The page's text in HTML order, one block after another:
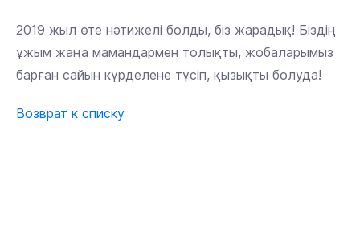
2019 жыл өте нәтижелі болды, біз жарадық! Біздің
ұжым жаңа мамандармен толықты, жобаларымыз
барған сайын күрделене түсіп, қызықты болуда!
Возврат к списку